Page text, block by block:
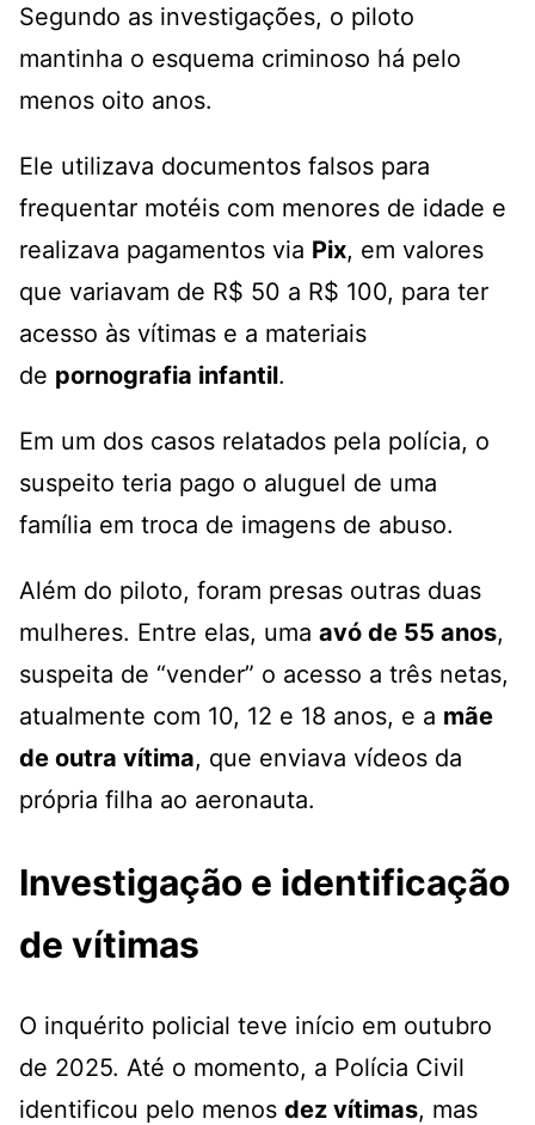
Segundo as investigações, o piloto
mantinha o esquema criminoso há pelo
menos oito anos.
Ele utilizava documentos falsos para
frequentar motéis com menores de idade e
realizava pagamentos via Pix, em valores
que variavam de R$ 50 a R$ 100, para ter
acesso às vítimas e a materiais
de pornografia infantil.
Em um dos casos relatados pela polícia, o
suspeito teria pago o aluguel de uma
família em troca de imagens de abuso.
Além do piloto, foram presas outras duas
mulheres. Entre elas, uma avó de 55 anos,
suspeita de “vender” o acesso a três netas,
atualmente com 10, 12 e 18 anos, e a mãe
de outra vítima, que enviava vídeos da
própria filha ao aeronauta.
Investigação e identificação
de vítimas
O inquérito policial teve início em outubro
de 2025. Até o momento, a Polícia Civil
identificou pelo menos dez vítimas, mas